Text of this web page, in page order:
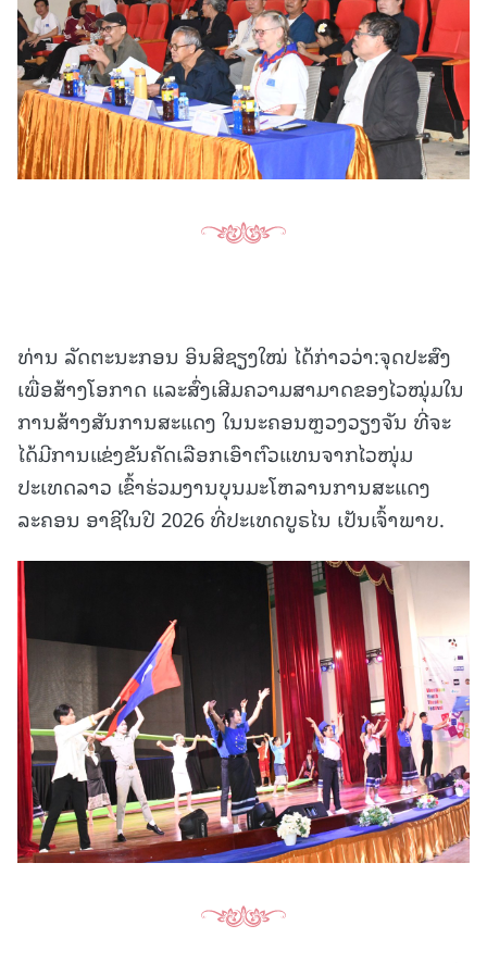
ທ່ານ ລັດຕະນະກອນ ອິນສິຊຽງໃໝ່ ໄດ້ກ່າວວ່າ:ຈຸດປະສົງ
ເພື່ອສ້າງໂອກາດ ແລະສົ່ງເສີມຄວາມສາມາດຂອງໄວໝຸ່ມໃນ
ການສ້າງສັນການສະແດງ ໃນນະຄອນຫຼວງວຽງຈັນ ທີ່ຈະ
ໄດ້ມີການແຂ່ງຂັນຄັດເລືອກເອົາຕົວແທນຈາກໄວໜຸ່ມ
ປະເທດລາວ ເຂົ້າຮ່ວມງານບຸນມະໂຫລານການສະແດງ
ລະຄອນ ອາຊີໃນປີ 2026 ທີ່ປະເທດບູຣໄນ ເປັນເຈົ້າພາບ.